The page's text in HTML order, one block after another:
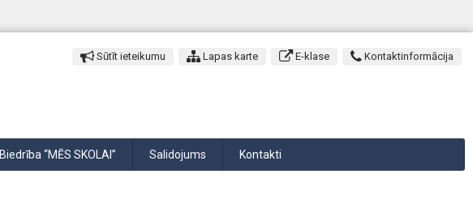
Sūtīt ieteikumu Lapas karte E-klase Kontaktinformācija
Biedrība “MĒS SKOLAI” Salidojums Kontakti